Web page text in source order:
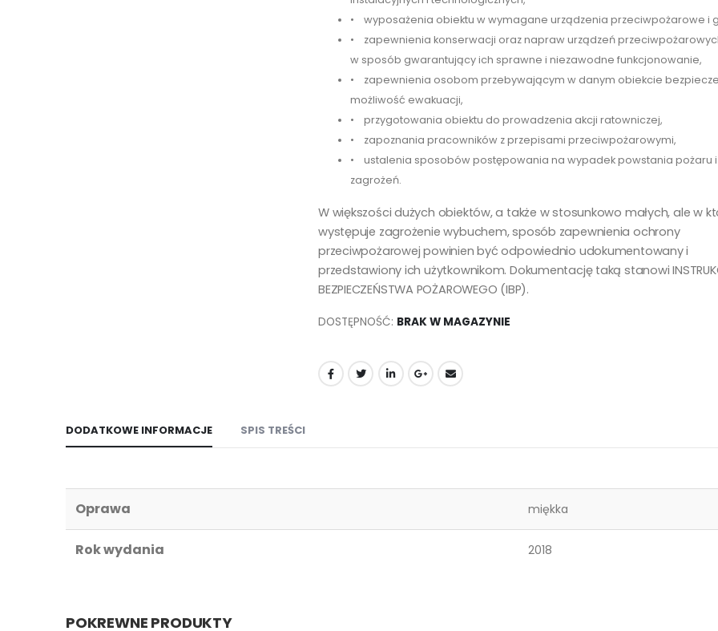
• wyposażenia obiektu w wymagane urządzenia przeciwpożarowe i
• zapewnienia konserwacji oraz napraw urządzeń
w sposób gwarantujący ich sprawne i niezawodne funkcjonowanie,
• zapewnienia osobom przebywającym w danym obiekcie
możliwość ewakuacji,
• przygotowania obiektu do prowadzenia akcji ratowniczej,
• zapoznania pracowników z przepisami przeciwpożarowymi,
• ustalenia sposobów postępowania na wypadek powstania pożaru i
zagrożeń.
W większości dużych obiektów, a także w stosunkowo małych, ale w
występuje zagrożenie wybuchem, sposób zapewnienia ochrony
przeciwpożarowej powinien być odpowiednio udokumentowany i
przedstawiony ich użytkownikom. Dokumentację taką stanowi
BEZPIECZEŃSTWA POŻARO­WEGO (IBP).
DOSTĘPNOŚĆ: BRAK W MAGAZYNIE
DODATKOWE INFORMACJE SPIS TREŚCI
Oprawa miękka
Rok wydania 2018
POKREWNE PRODUKTY